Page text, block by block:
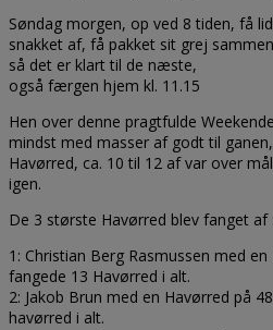
Søndag morgen, op ved 8 tiden, få
snakket af, få pakket sit grej
så det er klart til de næste,
også færgen hjem kl. 11.15
Hen over denne pragtfulde
mindst med masser af godt til
Havørred, ca. 10 til 12 af var over
igen.
De 3 største Havørred blev fanget af :
1: Christian Berg Rasmussen med
fangede 13 Havørred i alt.
2: Jakob Brun med en Havørred på
havørred i alt.